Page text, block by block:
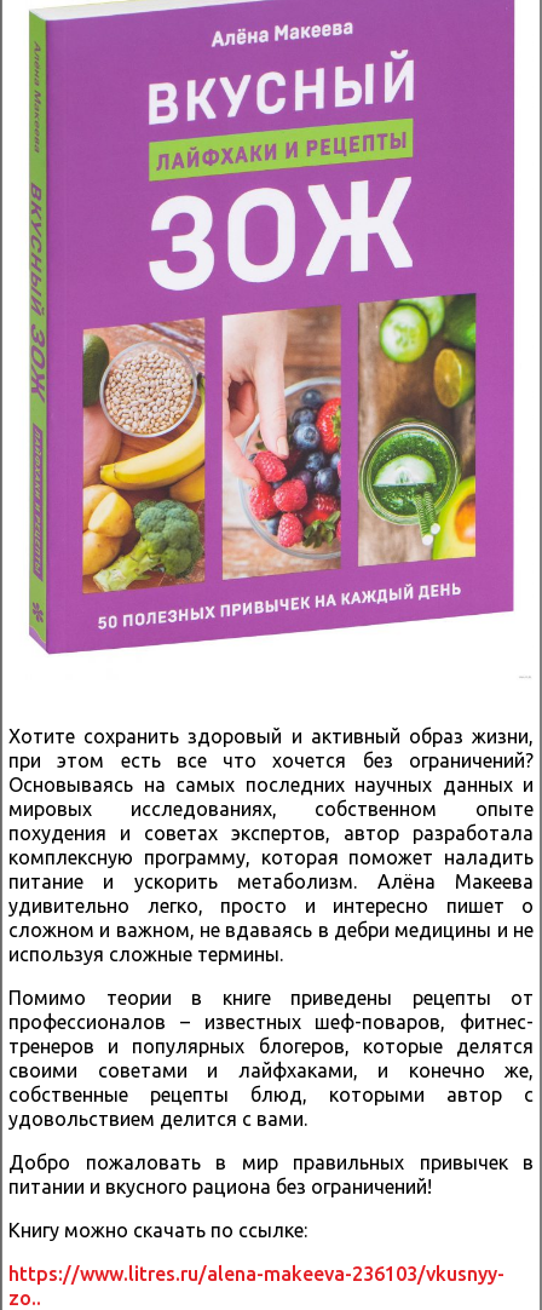
Хотите сохранить здоровый и активный образ жизни,
при этом есть все что хочется без ограничений?
Основываясь на самых последних научных данных и
мировых исследованиях, собственном опыте
похудения и советах экспертов, автор разработала
комплексную программу, которая поможет наладить
питание и ускорить метаболизм. Алёна Макеева
удивительно легко, просто и интересно пишет о
сложном и важном, не вдаваясь в дебри медицины и не
используя сложные термины.
Помимо теории в книге приведены рецепты от
профессионалов – известных шеф-поваров, фитнес-
тренеров и популярных блогеров, которые делятся
своими советами и лайфхаками, и конечно же,
собственные рецепты блюд, которыми автор с
удовольствием делится с вами.
Добро пожаловать в мир правильных привычек в
питании и вкусного рациона без ограничений!
Книгу можно скачать по ссылке:
https://www.litres.ru/alena-makeeva-236103/vkusnyy-
zo..